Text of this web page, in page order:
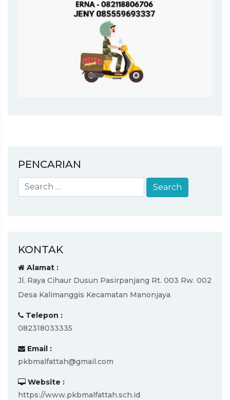
PENCARIAN
KONTAK
Alamat :
Jl. Raya Cihaur Dusun Pasirpanjang Rt. 003 Rw. 002
Desa Kalimanggis Kecamatan Manonjaya
Telepon :
082318033335
Email :
pkbmalfattah@gmail.com
Website :
https://www.pkbmalfattah.sch.id